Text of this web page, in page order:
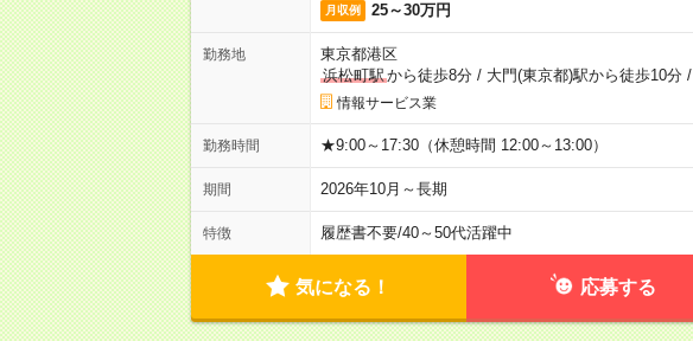
月収例 25～30万円
勤務地
東京都港区
浜松町駅から徒歩8分/ 大門(東京都)駅から徒歩10分/
情報サービス業
勤務時間 ★9:00～17:30（休憩時間 12:00～13:00）
期間 2026年10月～長期
特徴 履歴書不要/40～50代活躍中
気になる！ 応募する